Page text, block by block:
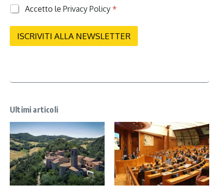
P
i
a
Accetto le Privacy Policy *
ISCRIVITI ALLA NEWSLETTER
Ultimi articoli